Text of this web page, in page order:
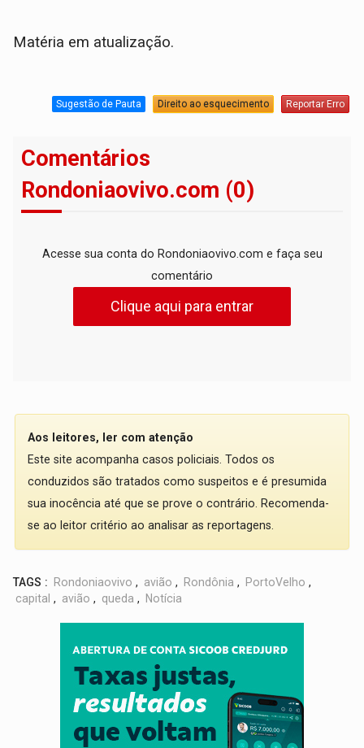
Matéria em atualização.
Sugestão de Pauta Direito ao esquecimento Reportar Erro
Comentários
Rondoniaovivo.com (0)
Acesse sua conta do Rondoniaovivo.com e faça seu
comentário
Clique aqui para entrar
Aos leitores, ler com atenção
Este site acompanha casos policiais. Todos os
conduzidos são tratados como suspeitos e é presumida
sua inocência até que se prove o contrário. Recomenda-
se ao leitor critério ao analisar as reportagens.
TAGS : Rondoniaovivo , avião , Rondônia , PortoVelho ,
capital , avião , queda , Notícia